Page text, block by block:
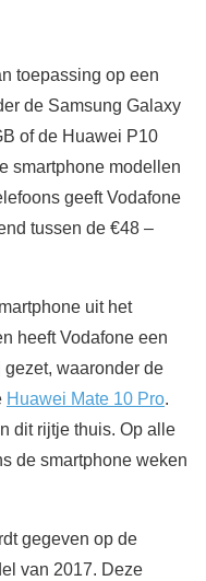
toepassing op een
de Samsung Galaxy
of de Huawei P10
smartphone modellen
geeft Vodafone
tussen de €48 –
uit het
heeft Vodafone een
waaronder de
Huawei Mate 10 Pro.
dit rijtje thuis. Op alle
de smartphone weken
gegeven op de
van 2017. Deze